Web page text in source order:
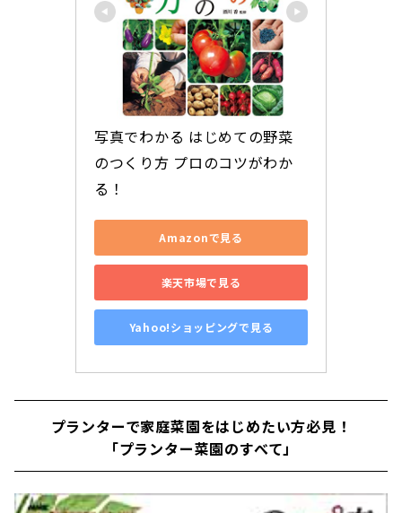
写真でわかる はじめての野菜
のつくり方 プロのコツがわか
る！
Amazonで見る
楽天市場で見る
Yahoo!ショッピングで見る
プランターで家庭菜園をはじめたい方必見！
「プランター菜園のすべて」